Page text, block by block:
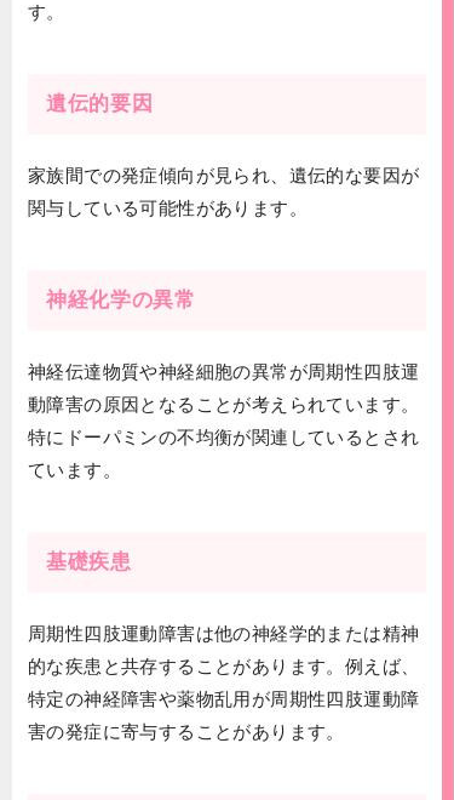
す。
遺伝的要因
家族間での発症傾向が見られ、遺伝的な要因が
関与している可能性があります。
神経化学の異常
神経伝達物質や神経細胞の異常が周期性四肢運
動障害の原因となることが考えられています。
特にドーパミンの不均衡が関連しているとされ
ています。
基礎疾患
周期性四肢運動障害は他の神経学的または精神
的な疾患と共存することがあります。例えば、
特定の神経障害や薬物乱用が周期性四肢運動障
害の発症に寄与することがあります。